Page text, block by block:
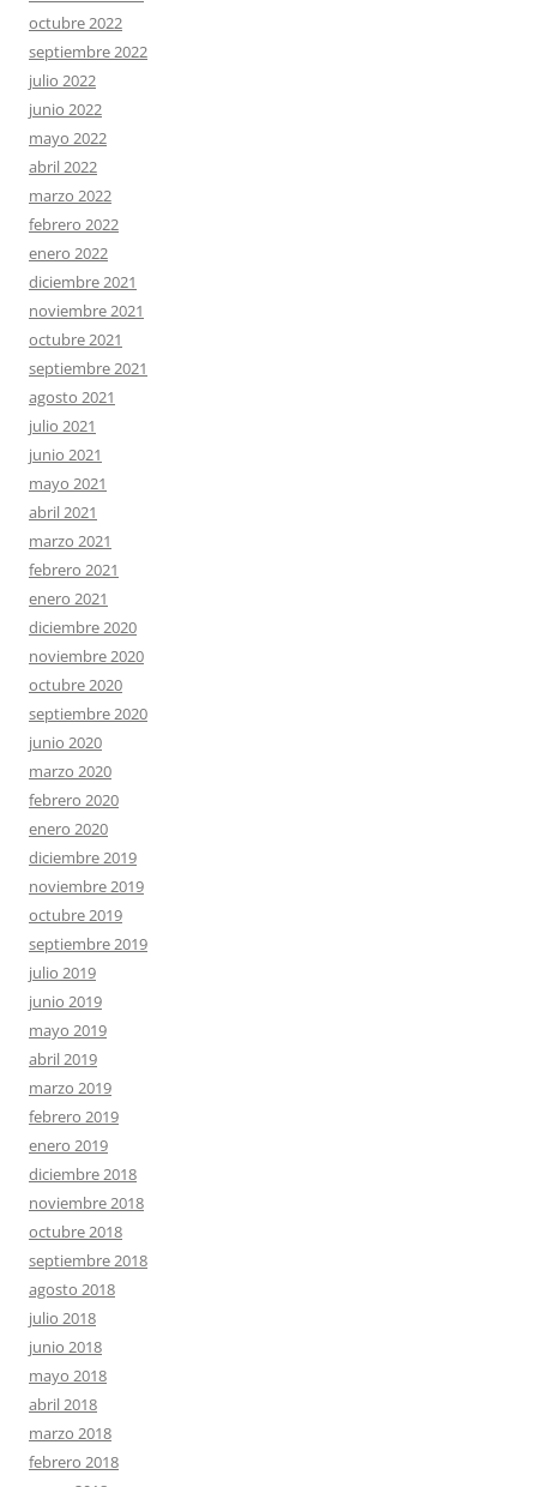
octubre 2022
septiembre 2022
julio 2022
junio 2022
mayo 2022
abril 2022
marzo 2022
febrero 2022
enero 2022
diciembre 2021
noviembre 2021
octubre 2021
septiembre 2021
agosto 2021
julio 2021
junio 2021
mayo 2021
abril 2021
marzo 2021
febrero 2021
enero 2021
diciembre 2020
noviembre 2020
octubre 2020
septiembre 2020
junio 2020
marzo 2020
febrero 2020
enero 2020
diciembre 2019
noviembre 2019
octubre 2019
septiembre 2019
julio 2019
junio 2019
mayo 2019
abril 2019
marzo 2019
febrero 2019
enero 2019
diciembre 2018
noviembre 2018
octubre 2018
septiembre 2018
agosto 2018
julio 2018
junio 2018
mayo 2018
abril 2018
marzo 2018
febrero 2018